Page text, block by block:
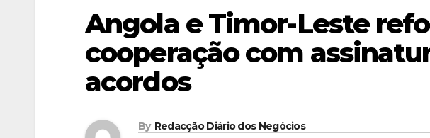
Angola e Timor-Leste
cooperação com
acordos
By Redacção Diário dos Negócios